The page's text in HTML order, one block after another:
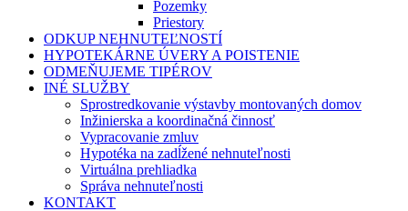
Pozemky
Priestory
ODKUP NEHNUTEĽNOSTÍ
HYPOTEKÁRNE ÚVERY A POISTENIE
ODMEŇUJEME TIPÉROV
INÉ SLUŽBY
Sprostredkovanie výstavby montovaných domov
Inžinierska a koordinačná činnosť
Vypracovanie zmluv
Hypotéka na zadĺžené nehnuteľnosti
Virtuálna prehliadka
Správa nehnuteľnosti
KONTAKT